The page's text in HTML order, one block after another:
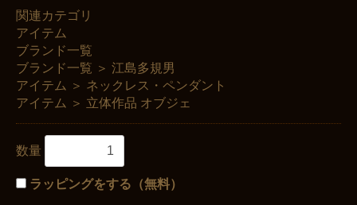
関連カテゴリ
アイテム
ブランド一覧
ブランド一覧 ＞ 江島多規男
アイテム ＞ ネックレス・ペンダント
アイテム ＞ 立体作品 オブジェ
数量
ラッピングをする（無料）